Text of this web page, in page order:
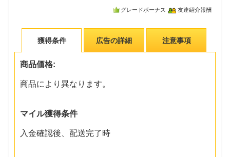
グレードボーナス 友達紹介報酬
獲得条件 広告の詳細 注意事項
商品価格:
商品により異なります。
マイル獲得条件
入金確認後、配送完了時